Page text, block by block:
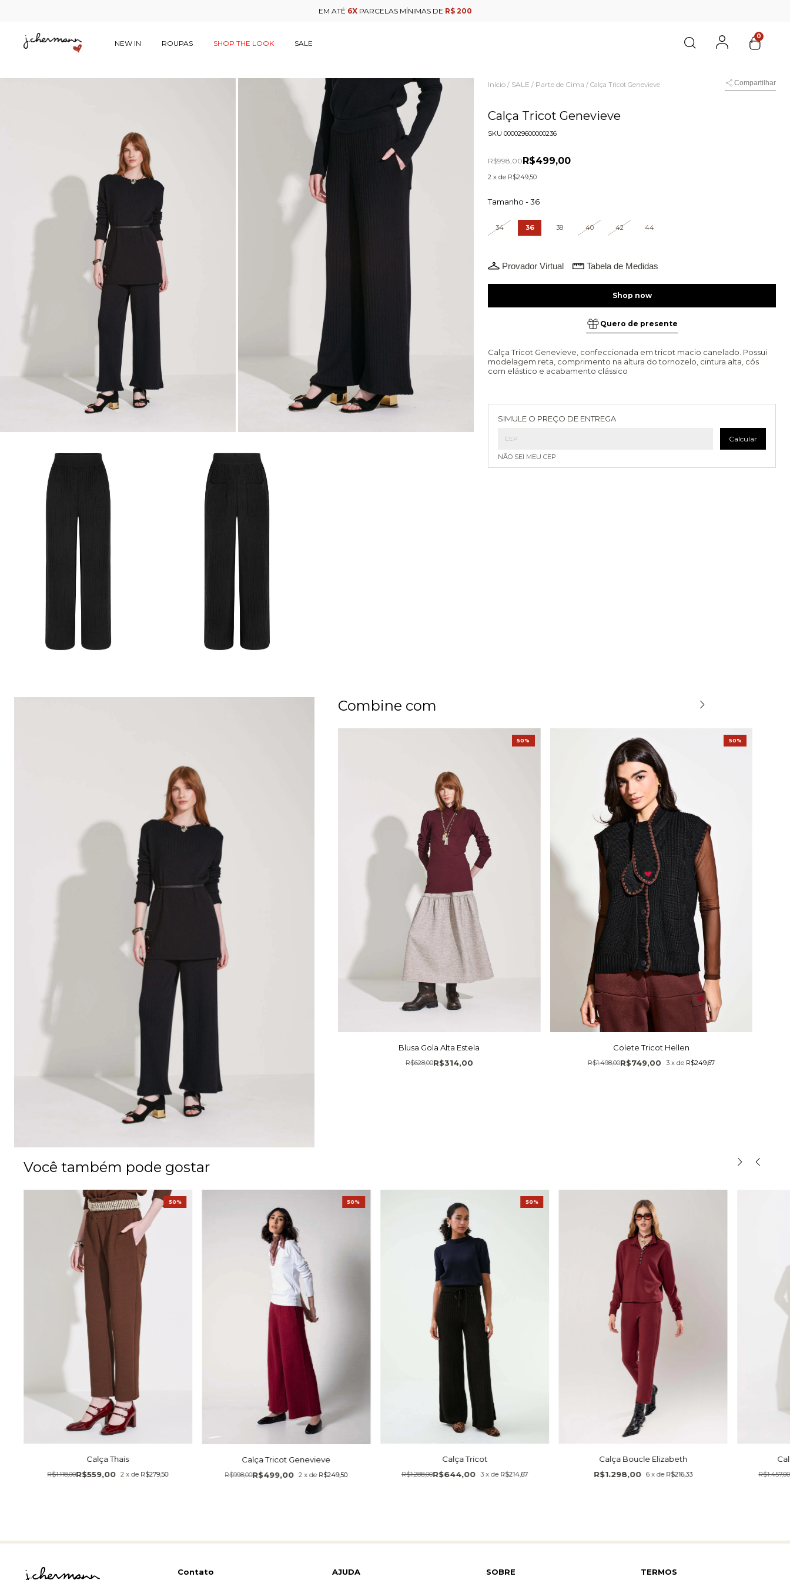
EM ATÉ 6XPARCELAS MÍNIMAS DE R$ 200
NEW IN ROUPAS SHOP THE LOOK SALE
0
Início / SALE / Parte de Cima / Calça Tricot Genevieve Compartilhar
Calça Tricot Genevieve
SKU000029600000236
R$998,00R$499,00
2 x de R$249,50
Tamanho -36
34 36 38 40 42 44
Provador Virtual Tabela de Medidas
Quero de presente
Calça Tricot Genevieve, confeccionada em tricot macio canelado. Possui
modelagem reta, comprimento na altura do tornozelo, cintura alta, cós
com elástico e acabamento clássico
SIMULE O PREÇO DE ENTREGA
Calcular
NÃO SEI MEU CEP
Combine com
Blusa Gola Alta Estela
R$314,00
R$628,00
50%
Colete Tricot Hellen
R$749,00
R$1.498,00 3 x de R$249,67
50%
Você também pode gostar
Calça Thais
R$559,00
R$1.118,00 2 xde R$279,50
50%
Calça Tricot Genevieve
R$499,00
R$998,00 2 xde R$249,50
50%
Calça Tricot
R$644,00
R$1.288,00 3 xde R$214,67
50%
Calça Boucle Elizabeth
R$1.298,00 6 x de R$216,33 R$1.457,00
Contato AJUDA SOBRE TERMOS